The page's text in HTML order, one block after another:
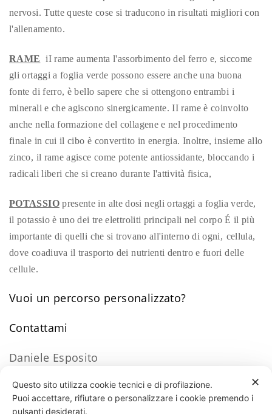
nervosi. Tutte queste cose si traducono in risultati migliori con
l'allenamento.
RAME
iI rame aumenta l'assorbimento del ferro e, siccome
gli ortaggi a foglia verde possono essere anche una buona
fonte di ferro, è bello sapere che si ottengono entrambi i
minerali e che agiscono sinergicamente. II rame è coinvolto
anche nella formazione del collagene e nel procedimento
finale in cui il cibo è convertito in energia. Inoltre, insieme allo
zinco, il rame agisce come potente antiossidante, bloccando i
radicali liberi che si creano durante l'attività fisica,
POTASSIOpresente in alte dosi negli ortaggi a foglia verde,
il potassio è uno dei tre elettroliti principali nel corpo É il più
importante di quelli che si trovano all'interno di ogni, cellula,
dove coadiuva il trasporto dei nutrienti dentro e fuori delle
cellule.
Vuoi un percorso personalizzato?
Contattami
Daniele Esposito
58 LIKES
✕
Questo sito utilizza cookie tecnici e di profilazione.
Puoi accettare, rifiutare o personalizzare i cookie premendo i
pulsanti desiderati.